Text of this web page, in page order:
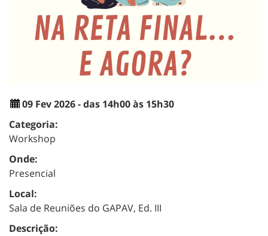
09 Fev 2026 - das 14h00 às 15h30
Categoria:
Workshop
Onde:
Presencial
Local:
Sala de Reuniões do GAPAV, Ed. III
Descrição: